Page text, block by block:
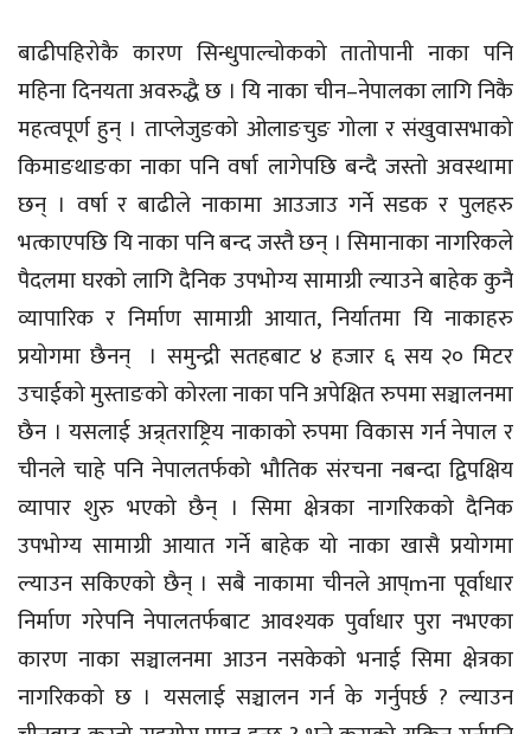
बाढीपहिरोकै कारण सिन्धुपाल्चोकको तातोपानी नाका पनि
महिना दिनयता अवरुद्धै छ । यि नाका चीन–नेपालका लागि निकै
महत्वपूर्ण हुन् । ताप्लेजुङको ओलाङचुङ गोला र संखुवासभाको
किमाङथाङका नाका पनि वर्षा लागेपछि बन्दै जस्तो अवस्थामा
छन् । वर्षा र बाढीले नाकामा आउजाउ गर्ने सडक र पुलहरु
भत्काएपछि यि नाका पनि बन्द जस्तै छन् । सिमानाका नागरिकले
पैदलमा घरको लागि दैनिक उपभोग्य सामाग्री ल्याउने बाहेक कुनै
व्यापारिक र निर्माण सामाग्री आयात, निर्यातमा यि नाकाहरु
प्रयोगमा छैनन् । समुन्द्री सतहबाट ४ हजार ६ सय २० मिटर
उचाईको मुस्ताङको कोरला नाका पनि अपेक्षित रुपमा सञ्चालनमा
छैन । यसलाई अन्र्तराष्ट्रिय नाकाको रुपमा विकास गर्न नेपाल र
चीनले चाहे पनि नेपालतर्फको भौतिक संरचना नबन्दा द्विपक्षिय
व्यापार शुरु भएको छैन् । सिमा क्षेत्रका नागरिकको दैनिक
उपभोग्य सामाग्री आयात गर्ने बाहेक यो नाका खासै प्रयोगमा
ल्याउन सकिएको छैन् । सबै नाकामा चीनले आप्mना पूर्वाधार
निर्माण गरेपनि नेपालतर्फबाट आवश्यक पुर्वाधार पुरा नभएका
कारण नाका सञ्चालनमा आउन नसकेको भनाई सिमा क्षेत्रका
नागरिकको छ । यसलाई सञ्चालन गर्न के गर्नुपर्छ ? ल्याउन